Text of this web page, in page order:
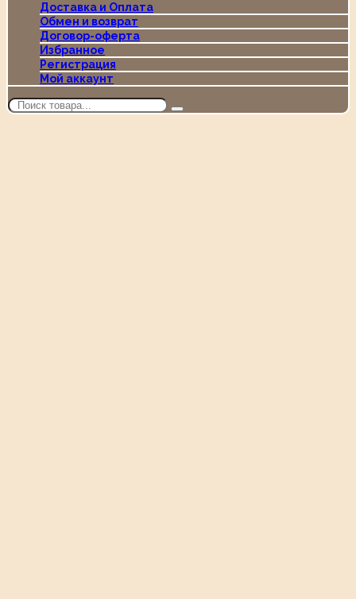
Доставка и Оплата
Обмен и возврат
Договор-оферта
Избранное
Регистрация
Мой аккаунт